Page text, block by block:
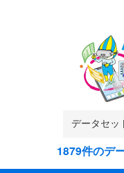
1879件のデ